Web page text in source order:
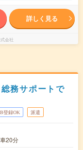
詳しく見る
会社
務サポートで
登録OK 派遣
20分